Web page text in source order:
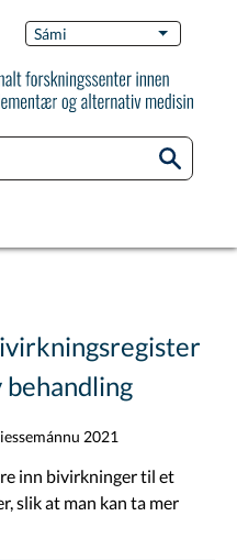
Sámi List
2021
inn bivirkninger til et
slik at man kan ta mer